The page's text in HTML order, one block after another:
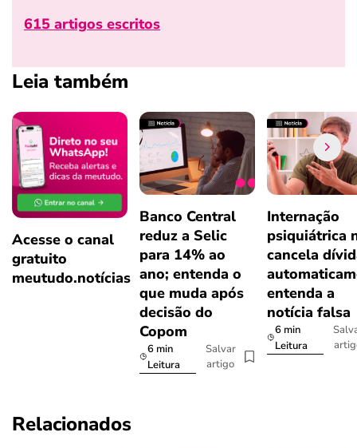
615 artigos escritos
Leia também
Acesse o canal
gratuito
meutudo.notícias
Banco Central
reduz a Selic
para 14% ao
ano; entenda o
que muda após
decisão do
Copom
6 min
Leitura
Salvar
artigo
Internação
psiquiátrica
cancela
entenda a
notícia falsa
6 min
Leitura
Relacionados